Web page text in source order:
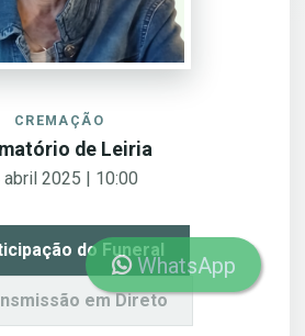
CREMAÇÃO
de Leiria
abril 2025 | 10:00
do Funeral
em Direto
WhatsApp